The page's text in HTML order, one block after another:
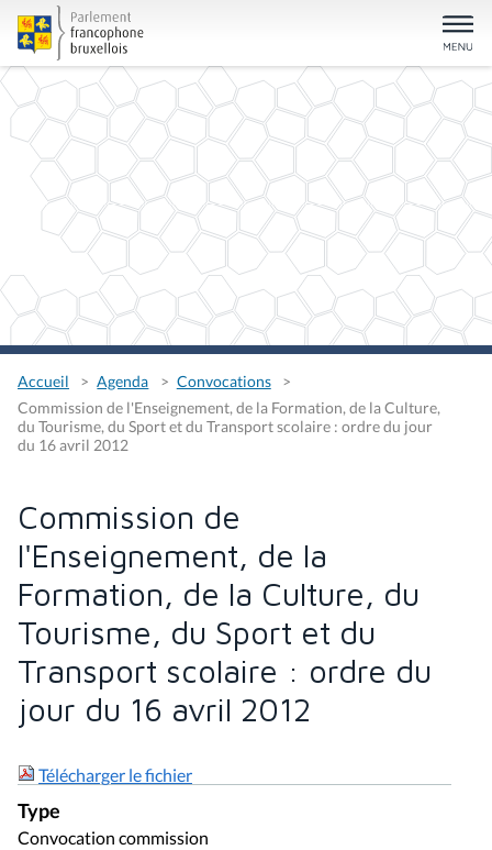
Accueil Agenda
Convocations
Commission de l'Enseignement, de la Formation, de la Culture,
du Tourisme, du Sport et du Transport scolaire : ordre du jour
du 16 avril 2012
Commission de
l'Enseignement, de la
Formation, de la Culture, du
Tourisme, du Sport et du
Transport scolaire : ordre du
jour du 16 avril 2012
Télécharger le fichier
Type
Convocation commission